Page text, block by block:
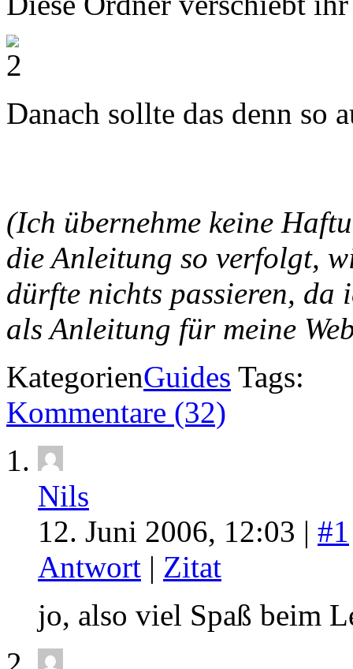
Danach sollte das denn so
(Ich übernehme keine
die Anleitung so verfolgt,
dürfte nichts passieren, da
als Anleitung für meine
KategorienGuides Tags:
Kommentare (32)
Nils
12. Juni 2006, 12:03 | #1
Antwort | Zitat
jo, also viel Spaß beim